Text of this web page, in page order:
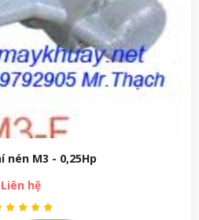
nén M3 - 0,25Hp
Liên hệ